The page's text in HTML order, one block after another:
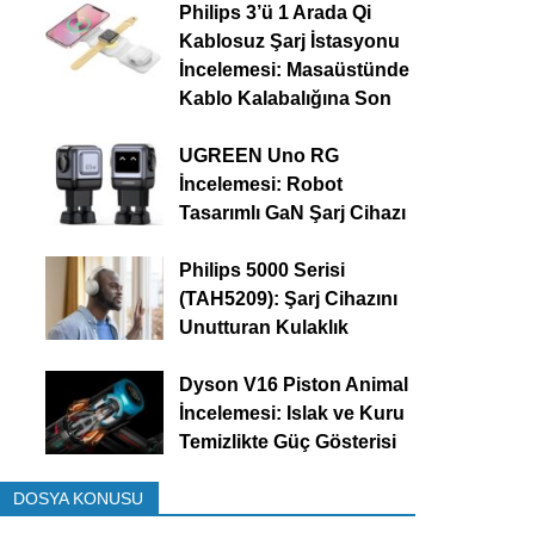
Philips 3’ü 1 Arada Qi
Kablosuz Şarj İstasyonu
İncelemesi: Masaüstünde
Kablo Kalabalığına Son
UGREEN Uno RG
İncelemesi: Robot
Tasarımlı GaN Şarj Cihazı
Philips 5000 Serisi
(TAH5209): Şarj Cihazını
Unutturan Kulaklık
Dyson V16 Piston Animal
İncelemesi: Islak ve Kuru
Temizlikte Güç Gösterisi
DOSYA KONUSU